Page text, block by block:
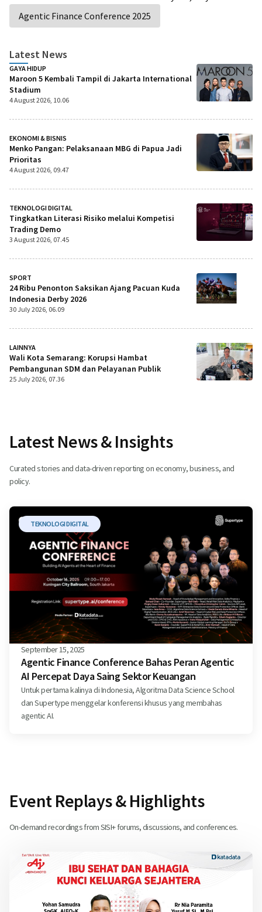
Agentic Finance Conference 2025
Latest News
GAYA HIDUP
Maroon 5 Kembali Tampil di Jakarta International
Stadium
4 August 2026, 10.06
EKONOMI & BISNIS
Menko Pangan: Pelaksanaan MBG di Papua Jadi
Prioritas
4 August 2026, 09.47
TEKNOLOGI DIGITAL
Tingkatkan Literasi Risiko melalui Kompetisi
Trading Demo
3 August 2026, 07.45
SPORT
24 Ribu Penonton Saksikan Ajang Pacuan Kuda
Indonesia Derby 2026
30 July 2026, 06.09
LAINNYA
Wali Kota Semarang: Korupsi Hambat
Pembangunan SDM dan Pelayanan Publik
25 July 2026, 07.36
Latest News & Insights
Curated stories and data-driven reporting on economy, business, and
policy.
TEKNOLOGI DIGITAL
September 15, 2025
Agentic Finance Conference Bahas Peran Agentic
AI Percepat Daya Saing Sektor Keuangan
Untuk pertama kalinya di Indonesia, Algoritma Data Science School
dan Supertype menggelar konferensi khusus yang membahas
agentic AI.
Event Replays & Highlights
On-demand recordings from SISI+ forums, discussions, and conferences.